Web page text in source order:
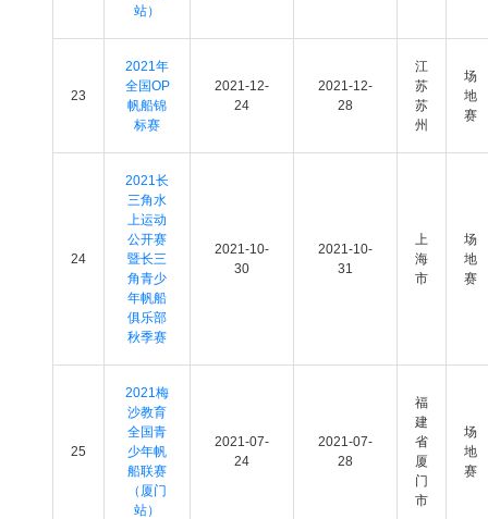
站）
23
2021年
全国OP
帆船锦
标赛
2021-12-
24
2021-12-
28
江
苏
苏
州
场
地
赛
24
2021长
三角水
上运动
公开赛
暨长三
角青少
年帆船
俱乐部
秋季赛
2021-10-
30
2021-10-
31
上
海
市
场
地
赛
25
2021梅
沙教育
全国青
少年帆
船联赛
（厦门
站）
2021-07-
24
2021-07-
28
福
建
省
厦
门
市
场
地
赛